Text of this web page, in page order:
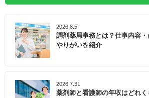
2026.8.5
調剤薬局事務とは？仕事内容・
やりがいを紹介
2026.7.31
薬剤師と看護師の年収はどれ